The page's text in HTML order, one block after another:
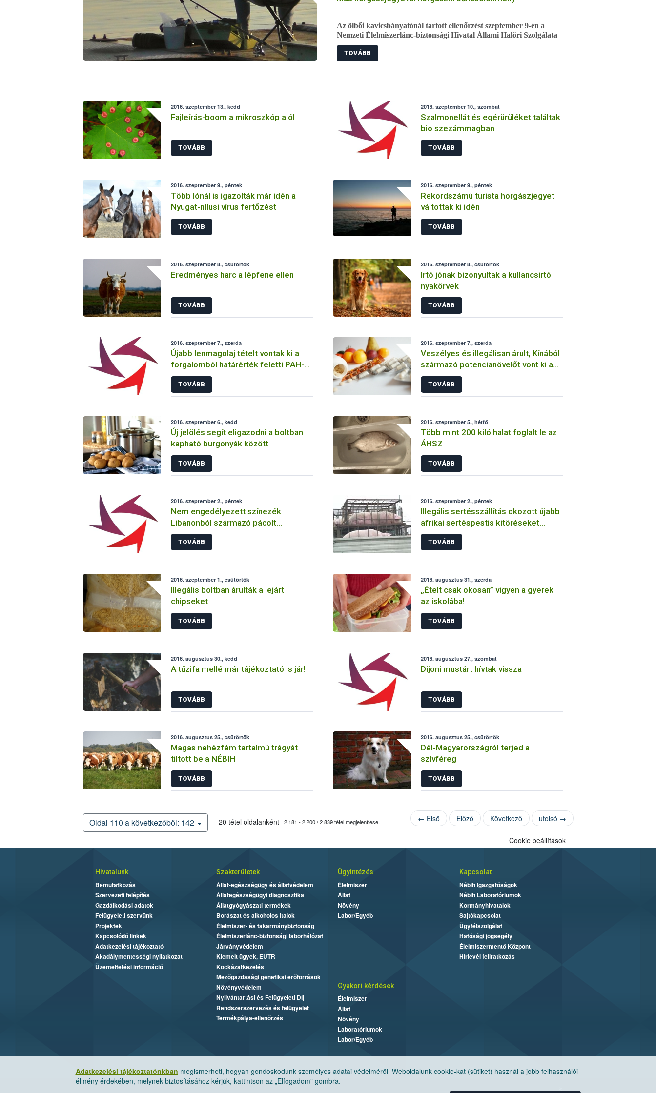
Az ölbői kavicsbányatónál tartott ellenőrzést szeptember 9-én a
Nemzeti Élelmiszerlánc-biztonsági Hivatal Állami Halőri Szolgálata
(ÁHSZ). A vizsgálat során egy horgászról kiderült, hogy hamis
papírokkal horgászik, ezért a rendőrség okirat hamisításért
előállította.
TOVÁBB
2016. szeptember 13., kedd
Fajleírás-boom a mikroszkóp alól
TOVÁBB
2016. szeptember 10., szombat
Szalmonellát és egérürüléket találtak
bio szezámmagban
TOVÁBB
2016. szeptember 9., péntek
Több lónál is igazolták már idén a
Nyugat-nílusi vírus fertőzést
TOVÁBB
2016. szeptember 9., péntek
Rekordszámú turista horgászjegyet
váltottak ki idén
TOVÁBB
2016. szeptember 8., csütörtök
Eredményes harc a lépfene ellen
TOVÁBB
2016. szeptember 8., csütörtök
Irtó jónak bizonyultak a kullancsirtó
nyakörvek
TOVÁBB
2016. szeptember 7., szerda
Újabb lenmagolaj tételt vontak ki a
forgalomból határérték feletti PAH-
tartalom miatt
TOVÁBB
2016. szeptember 7., szerda
Veszélyes és illegálisan árult, Kínából
származó potencianövelőt vont ki a
forgalomból a NÉBIH
TOVÁBB
2016. szeptember 6., kedd
Új jelölés segít eligazodni a boltban
kapható burgonyák között
TOVÁBB
2016. szeptember 5., hétfő
Több mint 200 kiló halat foglalt le az
ÁHSZ
TOVÁBB
2016. szeptember 2., péntek
Nem engedélyezett színezék
Libanonból származó pácolt
tarlórépában
TOVÁBB
2016. szeptember 2., péntek
Illegális sertésszállítás okozott újabb
afrikai sertéspestis kitöréseket
Lengyelországban
TOVÁBB
2016. szeptember 1., csütörtök
Illegális boltban árulták a lejárt
chipseket
TOVÁBB
2016. augusztus 31., szerda
„Ételt csak okosan” vigyen a gyerek
az iskolába!
TOVÁBB
2016. augusztus 30., kedd
A tűzifa mellé már tájékoztató is jár!
TOVÁBB
2016. augusztus 27., szombat
Dijoni mustárt hívtak vissza
TOVÁBB
2016. augusztus 25., csütörtök
Magas nehézfém tartalmú trágyát
tiltott be a NÉBIH
TOVÁBB
2016. augusztus 25., csütörtök
Dél-Magyarországról terjed a
szívféreg
TOVÁBB
Oldal 110 a következőből: 142 — 20 tétel oldalanként 2 181 - 2 200 / 2 839 tétel megjelenítése. ← Első Előző Következő utolsó →
Adatkezelési tájékoztatónkban megismerheti, hogyan gondoskodunk személyes adatai védelméről. Weboldalunk cookie-kat (sütiket) használ a jobb felhasználói
élmény érdekében, melynek biztosításához kérjük, kattintson az „Elfogadom” gombra.
Cookie beállítások
Hivatalunk
Bemutatkozás
Szervezeti felépítés
Gazdálkodási adatok
Felügyeleti szervünk
Projektek
Kapcsolódó linkek
Adatkezelési tájékoztató
Akadálymentességi nyilatkozat
Üzemeltetési információ
Szakterületek
Állat-egészségügy és állatvédelem
Állategészségügyi diagnosztika
Állatgyógyászati termékek
Borászat és alkoholos italok
Élelmiszer- és takarmánybiztonság
Élelmiszerlánc-biztonsági laborhálózat
Járványvédelem
Kiemelt ügyek, EUTR
Kockázatkezelés
Mezőgazdasági genetikai erőforrások
Növényvédelem
Nyilvántartási és Felügyeleti Díj
Rendszerszervezés és felügyelet
Termékpálya-ellenőrzés
Ügyintézés
Élelmiszer
Állat
Növény
Labor/Egyéb
Kapcsolat
Nébih Igazgatóságok
Nébih Laboratóriumok
Kormányhivatalok
Sajtókapcsolat
Ügyfélszolgálat
Hatósági jogsegély
Élelmiszermentő Központ
Hírlevél feliratkozás
Gyakori kérdések
Élelmiszer
Állat
Növény
Laboratóriumok
Labor/Egyéb